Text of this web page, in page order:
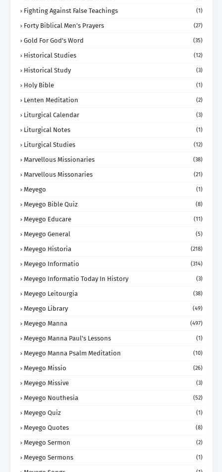
Fighting Against False Teachings (1)
Forty Biblical Men's Prayers (27)
Gold For God's Word (35)
Historical Studies (12)
Historical Study (3)
Holy Bible (1)
Lenten Meditation (2)
Liturgical Calendar (3)
Liturgical Notes (1)
Liturgical Studies (12)
Marvellous Missionaries (38)
Marvellous Missonaries (21)
Meyego (1)
Meyego Bible Quiz (8)
Meyego Educare (11)
Meyego General (5)
Meyego Historia (218)
Meyego Informatio (314)
Meyego Informatio Today In History (3)
Meyego Leitourgia (38)
Meyego Library (49)
Meyego Manna (497)
Meyego Manna Paul's Lessons (1)
Meyego Manna Psalm Meditation (10)
Meyego Missio (26)
Meyego Missive (3)
Meyego Nouthesia (52)
Meyego Quiz (1)
Meyego Quotes (8)
Meyego Sermon (2)
Meyego Sermons (1)